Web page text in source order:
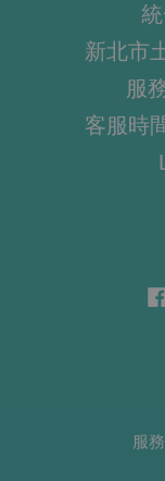
新北市
服
客服時
服